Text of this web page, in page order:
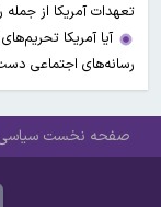
تعهدات آمریکا از
آیا آمریکا
رسانه‌های اجتماعی
صفحه نخست